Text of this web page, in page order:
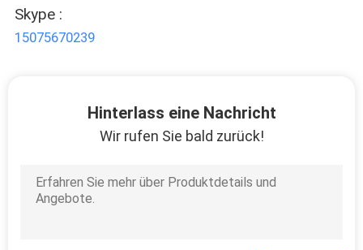
FÄLLE
Skype :
15075670239
Hinterlass eine Nachricht
Wir rufen Sie bald zurück!